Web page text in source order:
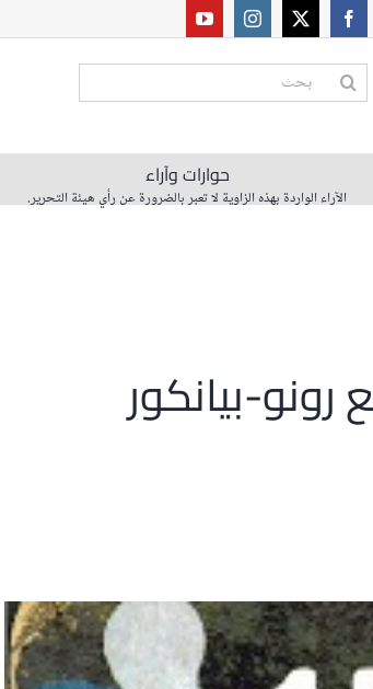
البحث
حوارات وآراء
الآراء الواردة بهذه الزاوية لا تعبر بالضرورة عن رأي هيئة التحرير.
بيانكور